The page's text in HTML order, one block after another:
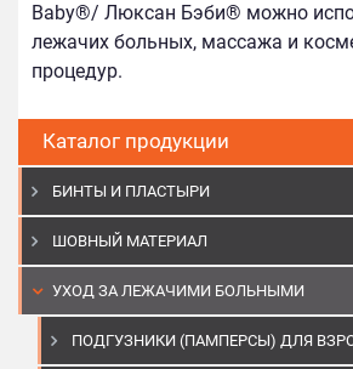
Каталог продукции
БИНТЫ И ПЛАСТЫРИ
ШОВНЫЙ МАТЕРИАЛ
УХОД ЗА ЛЕЖАЧИМИ БОЛЬНЫМИ
ПОДГУЗНИКИ (ПАМПЕРСЫ) ДЛЯ
Baby®/ Люксан Бэби® можно
лежачих больных, массажа и
процедур.